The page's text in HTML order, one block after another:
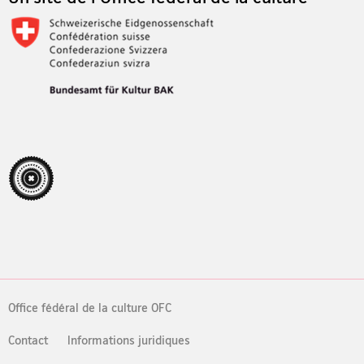
Office fédéral de la culture OFC
Contact Informations juridiques